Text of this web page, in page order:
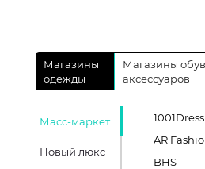
Магазины
одежды
Магазины
аксессуаров
Масс-маркет
Новый люкс
1001Dress
AR
BHS